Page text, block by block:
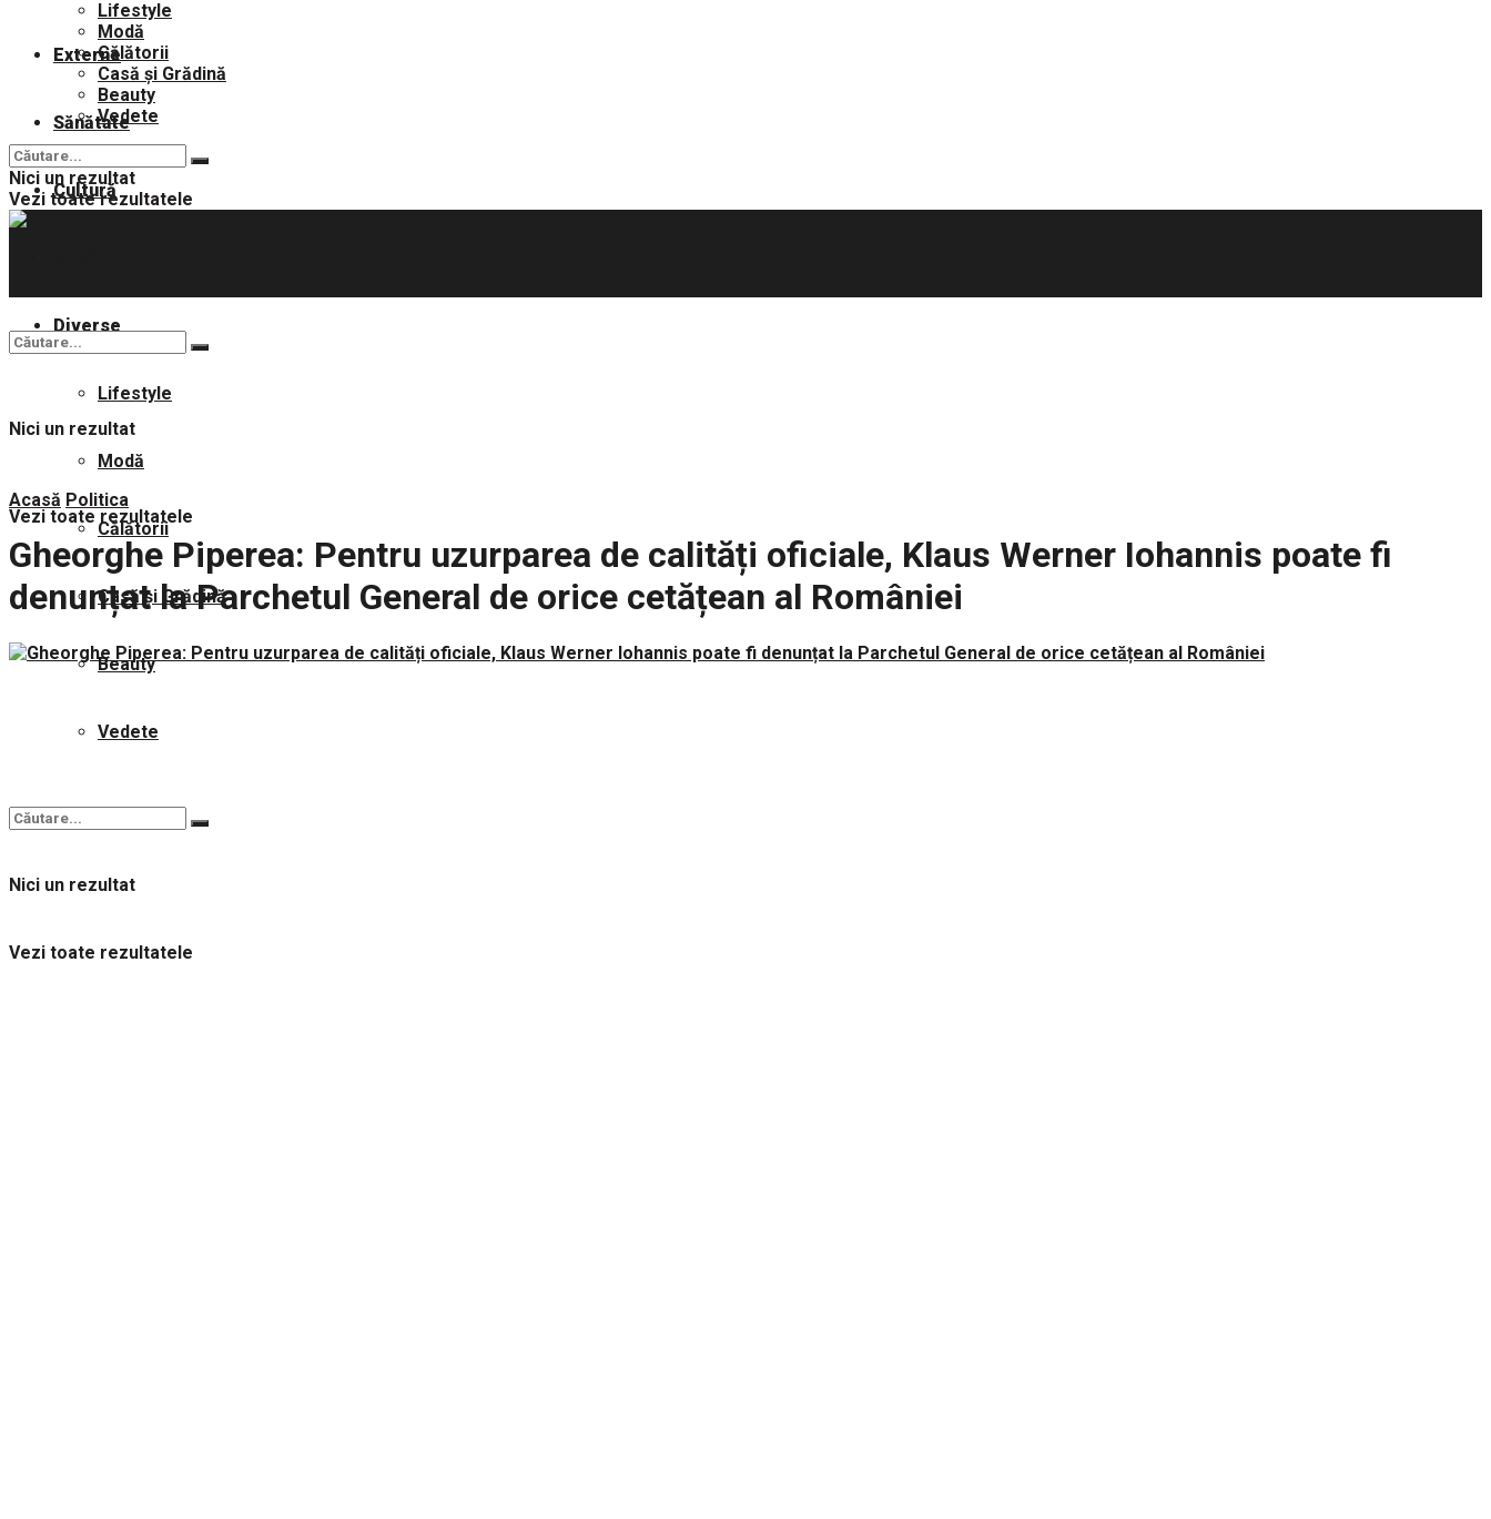
Externe
Sănătate
Cultură
Diverse
Lifestyle
Modă
Călătorii
Casă și Grădină
Beauty
Vedete
Nici un rezultat
Vezi toate rezultatele
Lifestyle
Modă
Călătorii
Casă și Grădină
Beauty
Vedete
Nici un rezultat
Vezi toate rezultatele
Nici un rezultat
Vezi toate rezultatele
Acasă Politica
Gheorghe Piperea: Pentru uzurparea de calități oficiale, Klaus Werner Iohannis poate fi
denunțat la Parchetul General de orice cetățean al României